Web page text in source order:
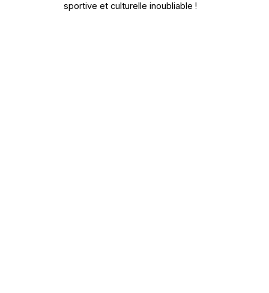
sportive et culturelle inoubliable !